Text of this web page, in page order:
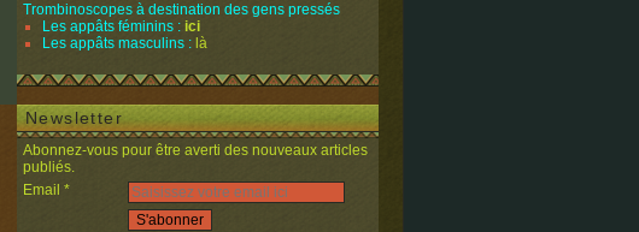
Trombinoscopes à destination des gens pressés
Les appâts féminins : ici
Les appâts masculins : là
Newsletter
Abonnez-vous pour être averti des nouveaux articles
publiés.
Email